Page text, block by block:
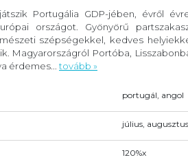
Portugália GDP-jében, évről
országot. Gyönyörű
szépségekkel, kedves
Magyarországról Portóba,
érdemes... tovább »
portugál, angol
július, augusztus
120%x